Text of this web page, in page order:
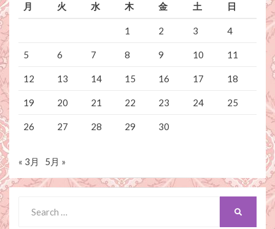
月 火 水 木 金 土 日
1 2 3 4
5 6 7 8 9 10 11
12 13 14 15 16 17 18
19 20 21 22 23 24 25
26 27 28 29 30
« 3月 5月 »
for:
SEARCH